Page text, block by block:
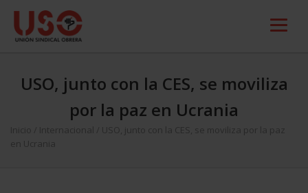
USO, junto con la CES, se moviliza
por la paz en Ucrania
Inicio Internacional
USO, junto con la CES, se moviliza por la paz
en Ucrania